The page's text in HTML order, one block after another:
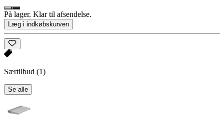
På lager. Klar til afsendelse.
Læg i indkøbskurven
Særtilbud (1)
Se alle